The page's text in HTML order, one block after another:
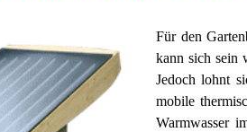
Für den
kann sich sein
Jedoch lohnt
mobile
Warmwasser